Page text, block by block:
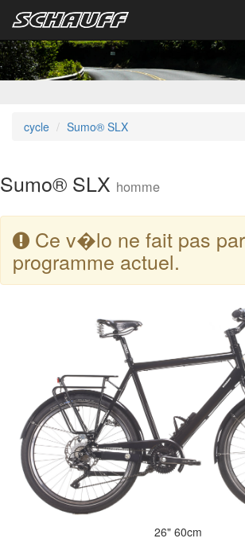
cycle Sumo® SLX
Sumo® SLX homme
Ce v�lo ne fait pas
programme actuel.
26" 60cm